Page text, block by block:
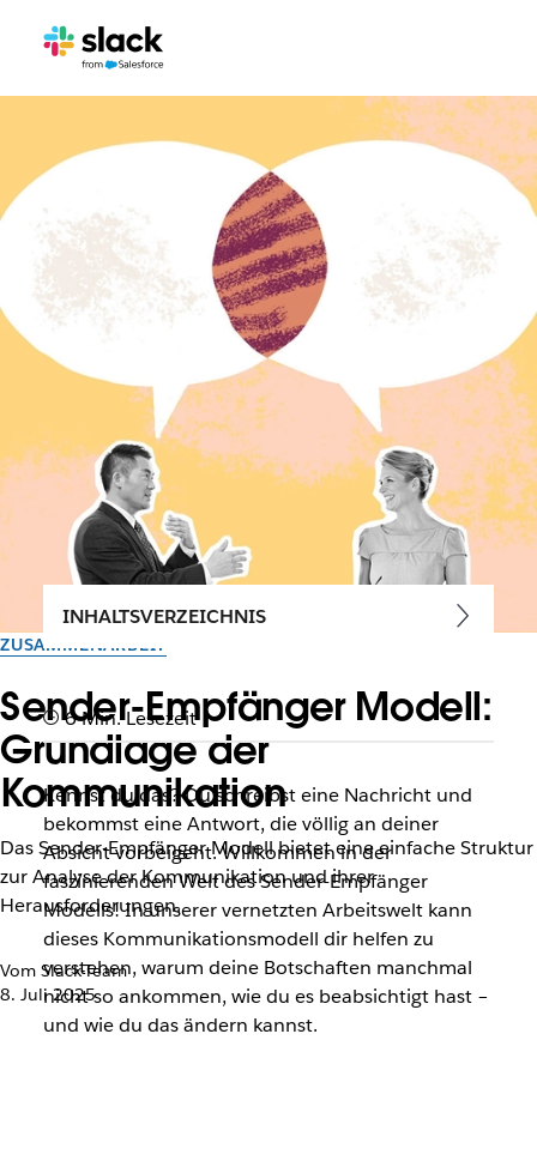
ZUSAMMENARBEIT
Sender-Empfänger Modell:
Grundlage der
Kommunikation
Das Sender-Empfänger Modell bietet eine einfache Struktur
zur Analyse der Kommunikation und ihrer
Herausforderungen.
Vom Slack-Team
8. Juli 2025
INHALTSVERZEICHNIS
6 Min. Lesezeit
Kennst du das? Du schreibst eine Nachricht und
bekommst eine Antwort, die völlig an deiner
Absicht vorbeigeht. Willkommen in der
faszinierenden Welt des Sender-Empfänger
Modells! In unserer vernetzten Arbeitswelt kann
dieses Kommunikationsmodell dir helfen zu
verstehen, warum deine Botschaften manchmal
nicht so ankommen, wie du es beabsichtigt hast –
und wie du das ändern kannst.